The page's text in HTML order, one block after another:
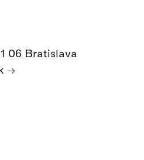
06 Bratislava